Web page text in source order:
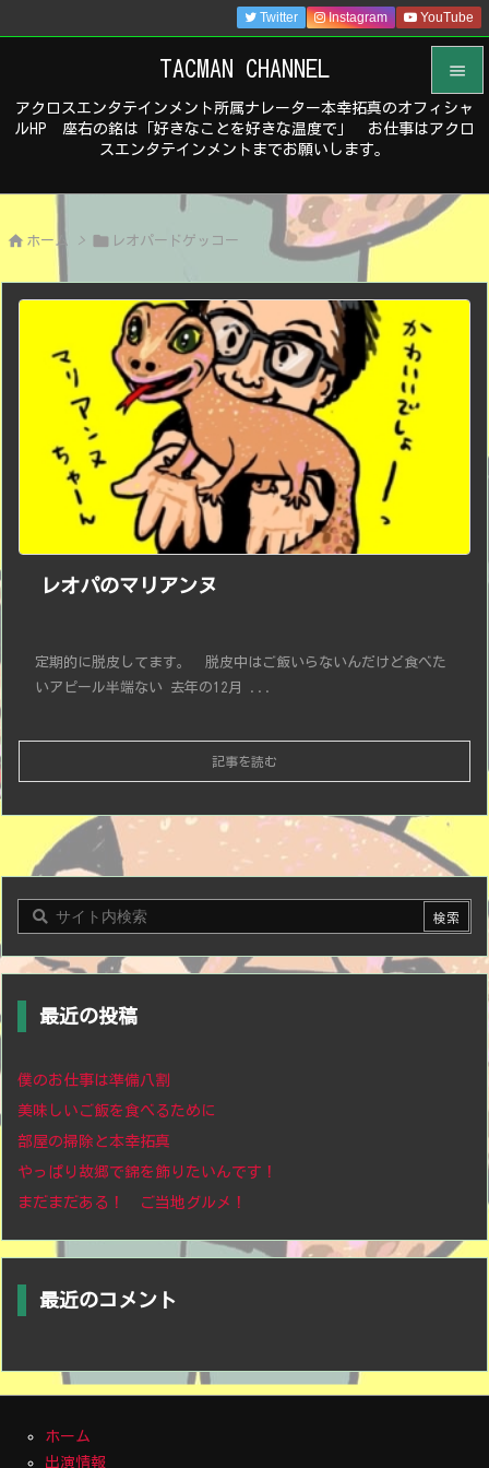
TACMAN CHANNEL
アクロスエンタテインメント所属ナレーター本幸拓真のオフィシャ
ルHP 座右の銘は「好きなことを好きな温度で」 お仕事はアクロ
スエンタテインメントまでお願いします。


メニュ
サイド

次へ
Twitter Instagram YouTube
 ホーム >  レオパードゲッコー
レオパのマリアンヌ
定期的に脱皮してます。 脱皮中はご飯いらないんだけど食べた
いアピール半端ない 去年の12月 ...
記事を読む
最近の投稿
僕のお仕事は準備八割
美味しいご飯を食べるために
部屋の掃除と本幸拓真
やっぱり故郷で錦を飾りたいんです！
まだまだある！ ご当地グルメ！
最近のコメント
ホーム
出演情報